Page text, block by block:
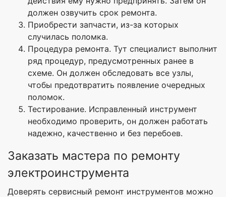
должен озвучить срок ремонта.
Приобрести запчасти, из-за которых
случилась поломка.
Процедура ремонта. Тут специалист выполнит
ряд процедур, предусмотренных ранее в
схеме. Он должен обследовать все узлы,
чтобы предотвратить появление очередных
поломок.
Тестирование. Исправленный инструмент
необходимо проверить, он должен работать
надежно, качественно и без перебоев.
Заказать мастера по ремонту
электроинструмента
Доверять сервисный ремонт инструментов можно